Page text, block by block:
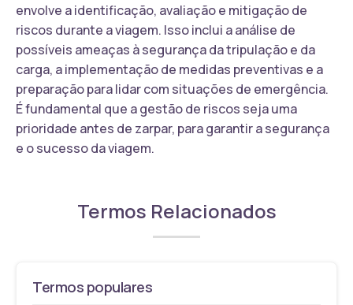
envolve a identificação, avaliação e mitigação de
riscos durante a viagem. Isso inclui a análise de
possíveis ameaças à segurança da tripulação e da
carga, a implementação de medidas preventivas e a
preparação para lidar com situações de emergência.
É fundamental que a gestão de riscos seja uma
prioridade antes de zarpar, para garantir a segurança
e o sucesso da viagem.
Termos Relacionados
Termos populares